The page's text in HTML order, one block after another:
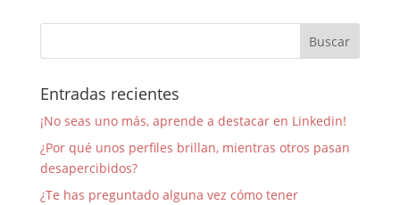
Entradas recientes
¡No seas uno más, aprende a destacar en Linkedin!
¿Por qué unos perfiles brillan, mientras otros pasan
desapercibidos?
¿Te has preguntado alguna vez cómo tener